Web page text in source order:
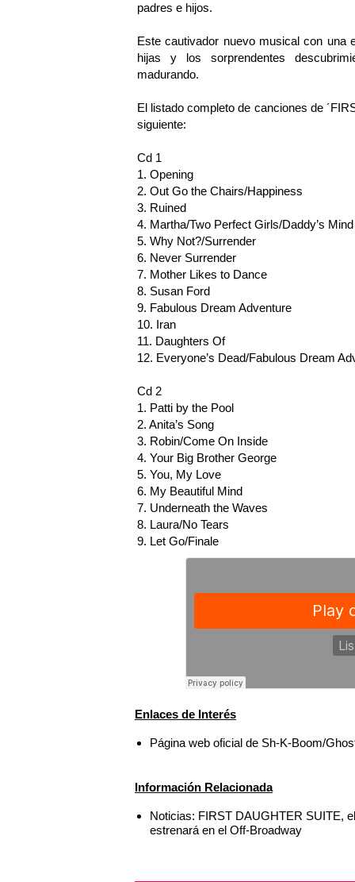
padres e hijos.
Este cautivador nuevo musical con una
hijas y los sorprendentes
madurando.
El listado completo de canciones de
siguiente:
Cd 1
1. Opening
2. Out Go the Chairs/Happiness
3. Ruined
4. Martha/Two Perfect Girls/Daddy’s Mind
5. Why Not?/Surrender
6. Never Surrender
7. Mother Likes to Dance
8. Susan Ford
9. Fabulous Dream Adventure
10. Iran
11. Daughters Of
12. Everyone’s Dead/Fabulous Dream
Cd 2
1. Patti by the Pool
2. Anita’s Song
3. Robin/Come On Inside
4. Your Big Brother George
5. You, My Love
6. My Beautiful Mind
7. Underneath the Waves
8. Laura/No Tears
9. Let Go/Finale
Enlaces de Interés
Página web oficial de Sh-K-Boom/
Información Relacionada
Noticias: FIRST DAUGHTER SUITE,
estrenará en el Off-Broadway